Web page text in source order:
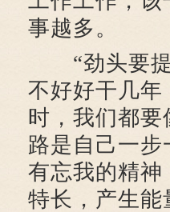
事越多。
“劲头要提
不好好干几
时，我们都
路是自己一
有忘我的精
特长，产生能